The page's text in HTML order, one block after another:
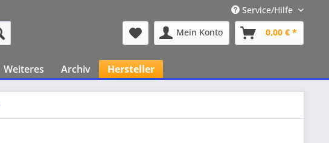
Service/Hilfe
Mein Konto
0,00 € *
Weiteres Archiv Hersteller